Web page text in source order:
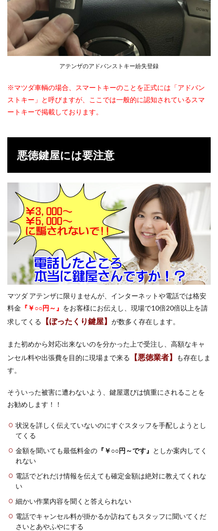
アテンザのアドバンストキー紛失登録
※マツダ車輌の場合、スマートキーのことを正式には「アドバン
ストキー」と呼びますが、ここでは一般的に認知されているスマ
ートキーで掲載しております。
悪徳鍵屋には要注意
マツダ アテンザに限りませんが、インターネットや電話では格安
料金 『￥○○円～』 をお客様にお伝えし、現場で10倍20倍以上を請
求してくる
【ぼったくり鍵屋】 が数多く存在します。
また初めから対応出来ないのを分かった上で受注し、高額なキャ
ンセル料や出張費を目的に現場まで来る
【悪徳業者】
も存在しま
す。
そういった被害に遭わないよう、鍵屋選びは慎重にされることを
お勧めします！！
状況を詳しく伝えていないのにすぐスタッフを手配しようとし
てくる
金額を聞いても最低料金の 『￥○○円～です』 としか案内してく
れない
電話でどれだけ情報を伝えても確定金額は絶対に教えてくれな
い
細かい作業内容を聞くと答えられない
電話でキャンセル料が掛かるか訪ねてもスタッフに聞いてくだ
さいとあやふやにする